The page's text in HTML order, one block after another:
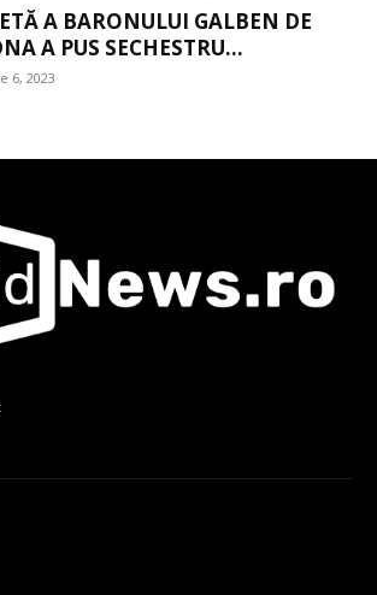
A BARONULUI GALBEN DE
A PUS SECHESTRU...
6, 2023